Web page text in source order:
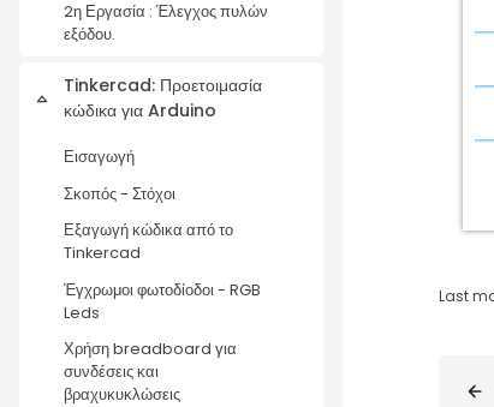
2η Εργασία : Έλεγχος πυλών
εξόδου.
Collapse
Tinkercad: Προετοιμασία
κώδικα για Arduino
Εισαγωγή
Σκοπός - Στόχοι
Εξαγωγή κώδικα από το
Tinkercad
Έγχρωμοι φωτοδίοδοι - RGB
Leds
Χρήση breadboard για
συνδέσεις και
βραχυκυκλώσεις
Last